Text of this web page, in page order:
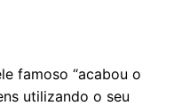
famoso “acabou o
utilizando o seu